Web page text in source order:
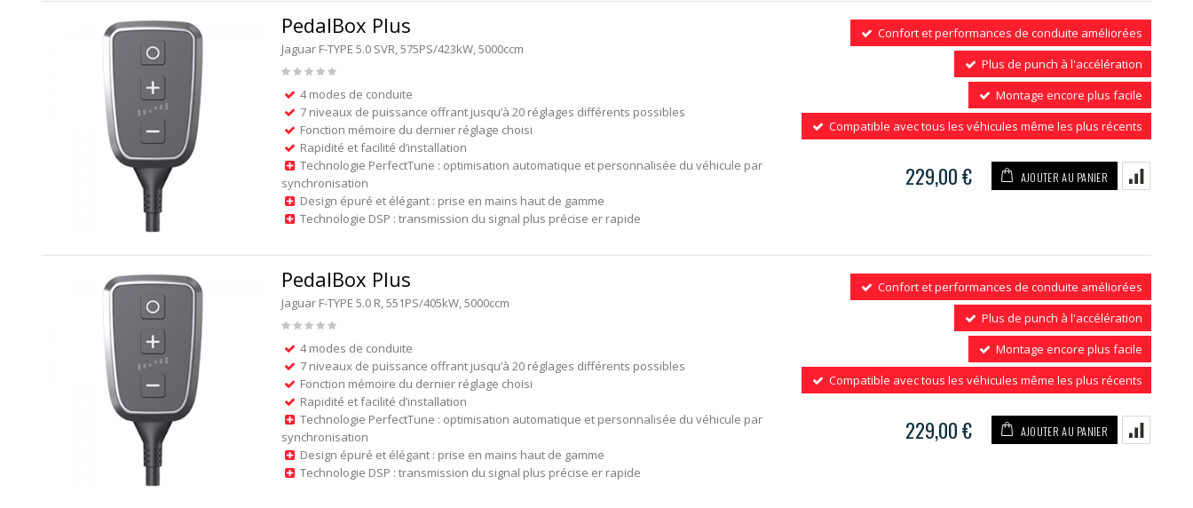
PedalBox Plus
Jaguar F-TYPE 5.0 SVR, 575PS/423kW, 5000ccm
4 modes de conduite
7 niveaux de puissance offrant jusqu’à 20 réglages différents possibles
Fonction mémoire du dernier réglage choisi
Rapidité et facilité d’installation
Technologie PerfectTune : optimisation automatique et personnalisée du véhicule par
synchronisation
Design épuré et élégant : prise en mains haut de gamme
Technologie DSP : transmission du signal plus précise er rapide
Confort et performances de conduite améliorées
Plus de punch à l'accélération
Montage encore plus facile
Compatible avec tous les véhicules même les plus récents
229,00 € AJOUTER AU PANIER
PedalBox Plus
Jaguar F-TYPE 5.0 R, 551PS/405kW, 5000ccm
4 modes de conduite
7 niveaux de puissance offrant jusqu’à 20 réglages différents possibles
Fonction mémoire du dernier réglage choisi
Rapidité et facilité d’installation
Technologie PerfectTune : optimisation automatique et personnalisée du véhicule par
synchronisation
Design épuré et élégant : prise en mains haut de gamme
Technologie DSP : transmission du signal plus précise er rapide
Confort et performances de conduite améliorées
Plus de punch à l'accélération
Montage encore plus facile
Compatible avec tous les véhicules même les plus récents
229,00 € AJOUTER AU PANIER